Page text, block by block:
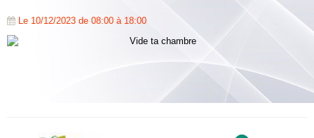
Transports
Le 10/12/2023 de 08:00 à 18:00